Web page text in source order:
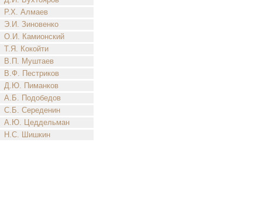
Р.Х. Алмаев
Э.И. Зиновенко
О.И. Камионский
Т.Я. Кокойти
В.П. Муштаев
В.Ф. Пестриков
Д.Ю. Пиманков
А.Б. Подобедов
С.Б. Середенин
А.Ю. Цеддельман
Н.С. Шишкин